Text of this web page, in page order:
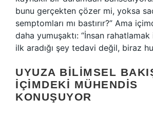
bunu gerçekten çözer mi, yoksa
semptomları mı bastırır?” Ama
daha yumuşaktı: “İnsan
ilk aradığı şey tedavi değil, biraz
UYUZA BILIMSEL
İÇIMDEKI MÜHENDIS
KONUŞUYOR